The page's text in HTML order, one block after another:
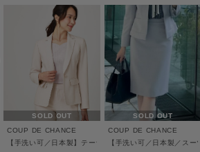
ラーレスジャケット
SOLD OUT
COUP DE CHANCE
【手洗い可／日本製】テーラードジャケット
SOLD OUT
COUP DE CHANCE
【手洗い可／日本製／ス